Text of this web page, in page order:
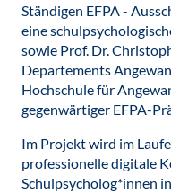
Ständigen EFPA -
eine
sowie Prof. Dr.
Departements
Hochschule für
gegenwärtiger EFPA-
Im Projekt wird im
professionelle digitale
Schulpsycholog*innen